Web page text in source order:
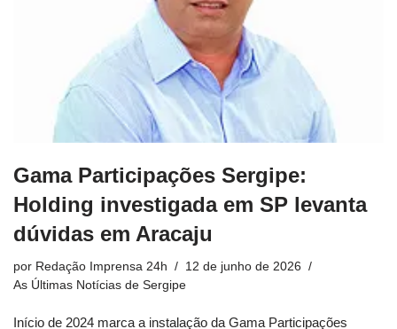
Gama Participações Sergipe:
Holding investigada em SP levanta
dúvidas em Aracaju
por Redação Imprensa 24h
12 de junho de 2026
As Últimas Notícias de Sergipe
Início de 2024 marca a instalação da Gama Participações